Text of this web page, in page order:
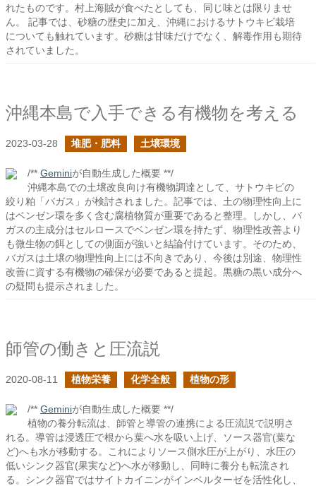
れたものです。村上海賊が食べたとしても、同じ味とは限りませ
ん。 記事では、砂糖の歴史に加え、沖縄におけるサトウキビ栽培
についても触れています。砂糖は甘味だけでなく、解毒作用も期待
されていました。
沖縄本島で入手できる有機物を考える
2023-03-28 堆肥・肥料 土壌環境
/** Geminiが自動生成した概要 **/
沖縄本島での土壌改良向け有機物調達として、サトウキビの
絞り粕「バガス」が検討されました。記事では、土の物理性向上に
はベンゼン環を多く含む腐植物質が重要であると整理。しかし、バ
ガスの主成分はセルロースでベンゼン環を持たず、物理性改善より
も微生物の餌としての側面が強いと結論付けています。そのため、
バガスは土壌の物理性向上には不向きであり、今後は別途、物理性
改善に資する有機物の確保が必要であると提起。黒糖の黒い成分へ
の疑問も提示されました。
師管の働きと圧流説
2020-08-11 植物栄養 化学全般 植物の形
/** Geminiが自動生成した概要 **/
植物の養分転流は、師管と導管の連携による圧流説で説明さ
れる。導管は浸透圧で根から葉へ水を吸い上げ、ソース器官(葉な
ど)へも水が移動する。これによりソース側水圧が上がり、水圧の
低いシンク器官(果実など)へ水が移動し、同時に養分も転流され
る。シンク器官ではサイトカイニンがインベルターゼを活性化し、